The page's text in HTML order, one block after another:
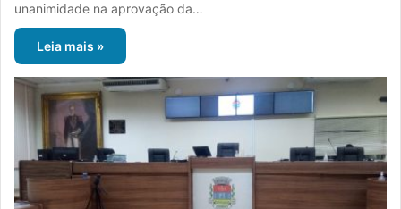
unanimidade na aprovação da…
Leia mais »